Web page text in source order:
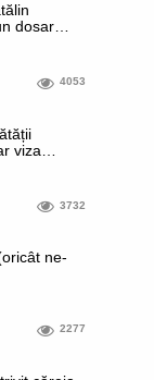
dosar
parte a
4053
viza
de Coreea
3732
ne-
2277